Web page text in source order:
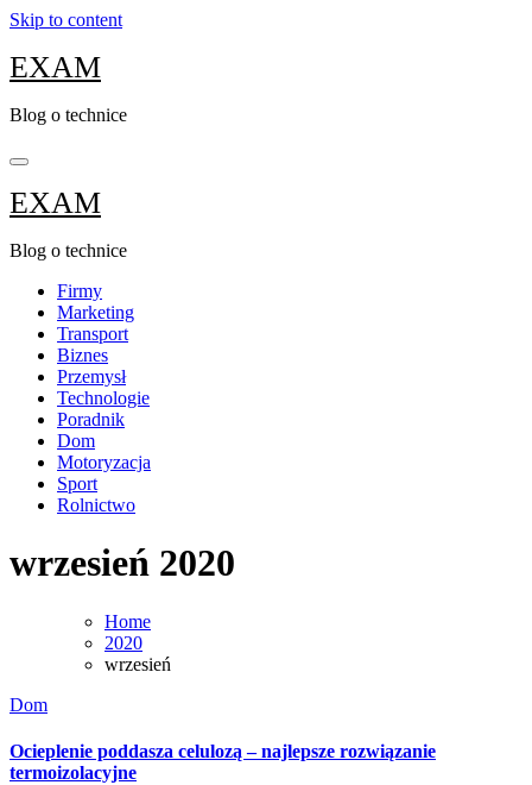
Skip to content
EXAM
Blog o technice
EXAM
Blog o technice
Firmy
Marketing
Transport
Biznes
Przemysł
Technologie
Poradnik
Dom
Motoryzacja
Sport
Rolnictwo
wrzesień 2020
Home
2020
wrzesień
Dom
Ocieplenie poddasza celulozą – najlepsze rozwiązanie
termoizolacyjne